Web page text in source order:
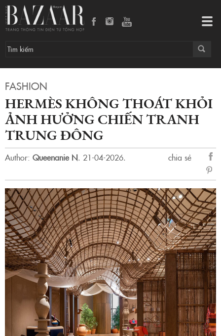
FASHION
HERMÈS KHÔNG THOÁT KHỎI
ẢNH HƯỞNG CHIẾN TRANH
TRUNG ĐÔNG
Author: Queenanie N. 21-04-2026.
chia sẻ
sẻ